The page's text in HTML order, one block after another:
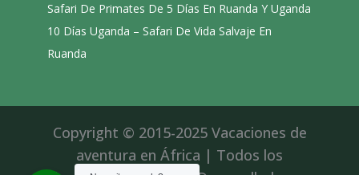
Safari De Primates De 5 Días En Ruanda Y Uganda
10 Días Uganda – Safari De Vida Salvaje En
Ruanda
Copyright © 2015-2025 Vacaciones de
aventura en África | Todos los